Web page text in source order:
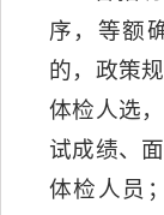
序，等额
的，政策
体检人选
试成绩、
体检人员